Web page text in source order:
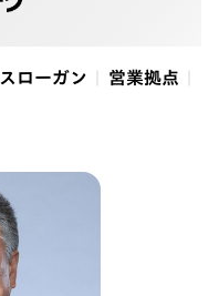
スローガン
営業拠点